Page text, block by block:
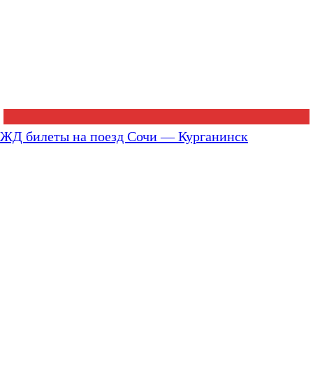
ЖД билеты на поезд Сочи — Курганинск